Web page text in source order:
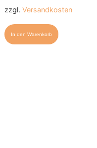
zzgl. Versandkosten
In den Warenkorb